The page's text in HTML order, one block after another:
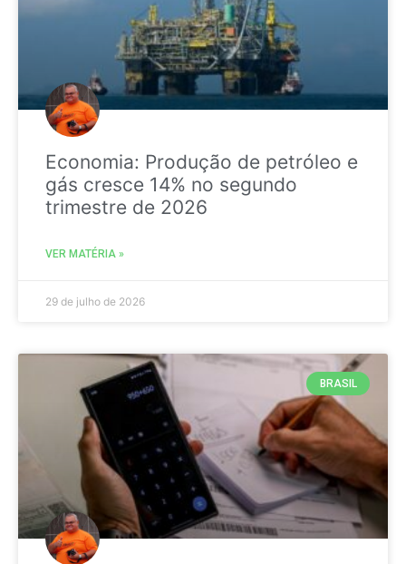
Economia: Produção de petróleo e
gás cresce 14% no segundo
trimestre de 2026
VER MATÉRIA »
29 de julho de 2026
BRASIL